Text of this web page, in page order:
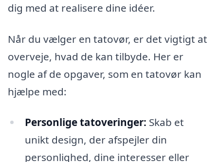
dig med at realisere dine idéer.
Når du vælger en tatovør, er det vigtigt at
overveje, hvad de kan tilbyde. Her er
nogle af de opgaver, som en tatovør kan
hjælpe med:
Personlige tatoveringer: Skab et
unikt design, der afspejler din
personlighed, dine interesser eller